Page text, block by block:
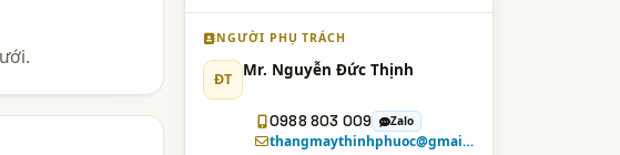
NGƯỜI PHỤ TRÁCH
ĐT Mr. Nguyễn Đức Thịnh
0988 803 009 Zalo
thangmaythinhphuoc@gmail.com